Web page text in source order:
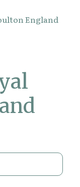
England